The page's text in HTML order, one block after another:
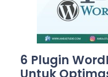
6 Plugin